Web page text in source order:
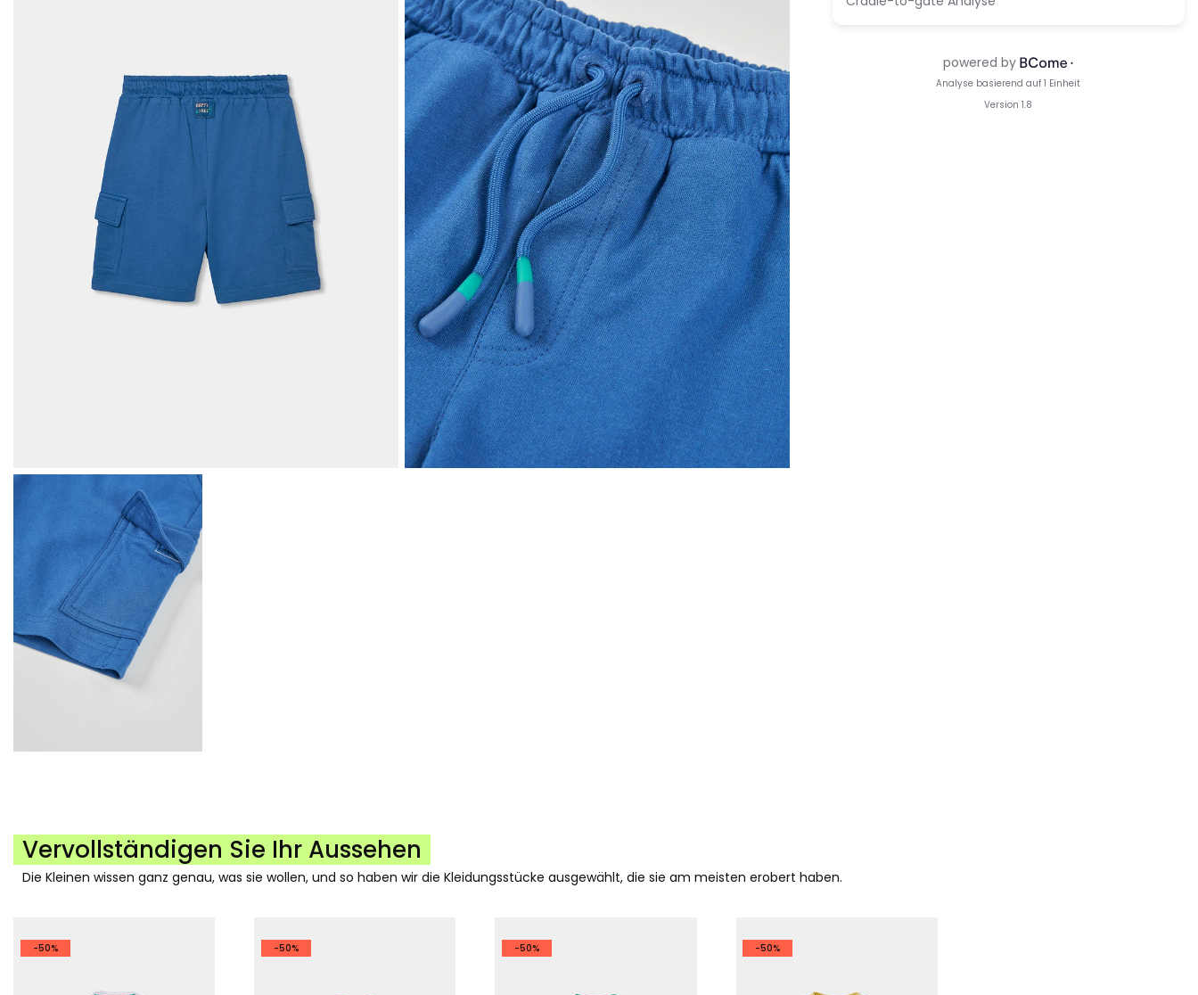
Vervollständigen Sie Ihr Aussehen
Die Kleinen wissen ganz genau, was sie wollen, und so haben wir die Kleidungsstücke ausgewählt, die sie am meisten erobert haben.
-50% -50% -50% -50%